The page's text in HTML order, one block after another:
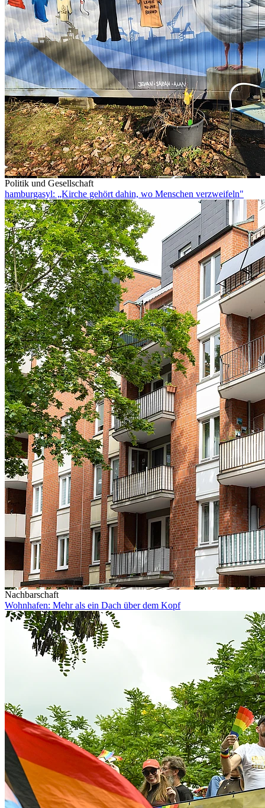
Politik und Gesellschaft
hamburgasyl: „Kirche gehört dahin, wo Menschen verzweifeln"
Nachbarschaft
Wohnhafen: Mehr als ein Dach über dem Kopf